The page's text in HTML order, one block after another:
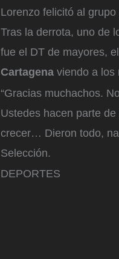
Lorenzo felicitó al
Tras la derrota, uno de
fue el DT de mayores,
Cartagena viendo a los
“Gracias muchachos.
Ustedes hacen parte
crecer… Dieron todo,
Selección.
DEPORTES